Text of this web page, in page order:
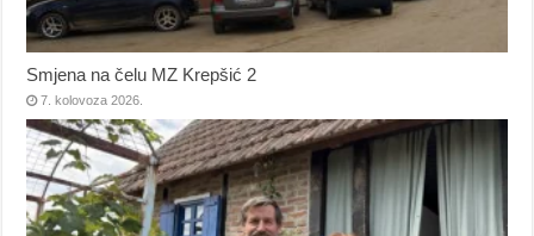
Smjena na čelu MZ Krepšić 2
7. kolovoza 2026.